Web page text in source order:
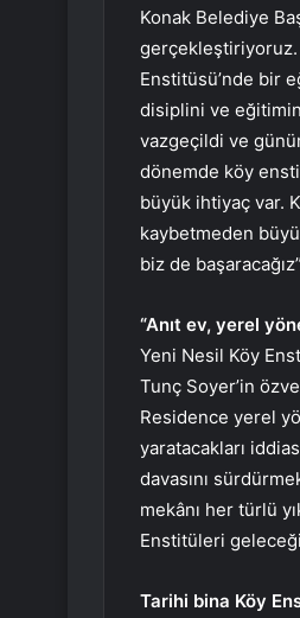
Konak Belediye
gerçekleştiriyoruz.
Enstitüsü’nde bir
disiplini ve
vazgeçildi ve
dönemde köy
büyük ihtiyaç var.
kaybetmeden
biz de
“Anıt ev, yerel
Yeni Nesil Köy
Tunç Soyer’in
Residence yerel
yaratacakları
davasını
mekânı her türlü
Enstitüleri
Tarihi bina Köy